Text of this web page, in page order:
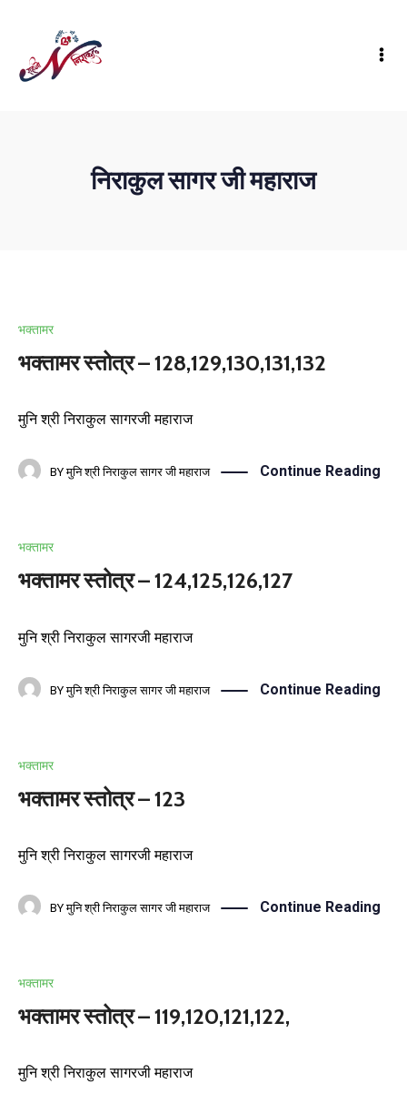
निराकुल सागर जी महाराज
भक्तामर
भक्तामर स्तोत्र – 128,129,130,131,132
मुनि श्री निराकुल सागरजी महाराज
BY मुनि श्री निराकुल सागर जी महाराज Continue Reading
भक्तामर
भक्तामर स्तोत्र – 124,125,126,127
मुनि श्री निराकुल सागरजी महाराज
BY मुनि श्री निराकुल सागर जी महाराज Continue Reading
भक्तामर
भक्तामर स्तोत्र – 123
मुनि श्री निराकुल सागरजी महाराज
BY मुनि श्री निराकुल सागर जी महाराज Continue Reading
भक्तामर
भक्तामर स्तोत्र – 119,120,121,122,
मुनि श्री निराकुल सागरजी महाराज